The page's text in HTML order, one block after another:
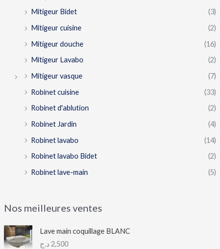
Mitigeur Bidet
(3)
Mitigeur cuisine
(2)
Mitigeur douche
(16)
Mitigeur Lavabo
(2)
Mitigeur vasque
(7)
Robinet cuisine
(33)
Robinet d'ablution
(2)
Robinet Jardin
(4)
Robinet lavabo
(14)
Robinet lavabo Bidet
(2)
Robinet lave-main
(5)
Nos meilleures ventes
Lave main coquillage BLANC
2,500 د.ج